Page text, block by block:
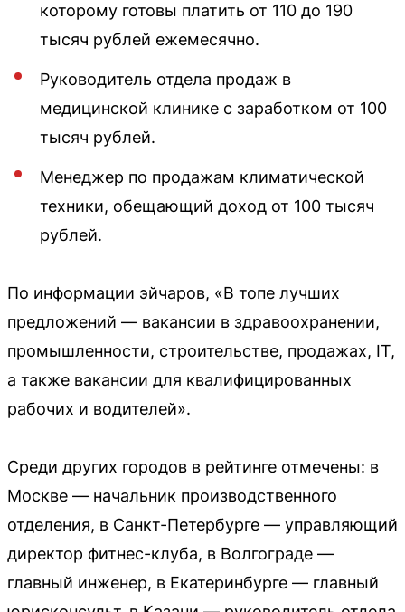
которому готовы платить от 110 до 190
тысяч рублей ежемесячно.
Руководитель отдела продаж в
медицинской клинике с заработком от 100
тысяч рублей.
Менеджер по продажам климатической
техники, обещающий доход от 100 тысяч
рублей.
По информации эйчаров, «В топе лучших
предложений — вакансии в здравоохранении,
промышленности, строительстве, продажах, IT,
а также вакансии для квалифицированных
рабочих и водителей».
Среди других городов в рейтинге отмечены: в
Москве — начальник производственного
отделения, в Санкт-Петербурге — управляющий
директор фитнес-клуба, в Волгограде —
главный инженер, в Екатеринбурге — главный